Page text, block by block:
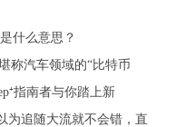
什么意思？
称汽车领域的“比特币
指南者与你踏上新
为追随大流就不会错，直